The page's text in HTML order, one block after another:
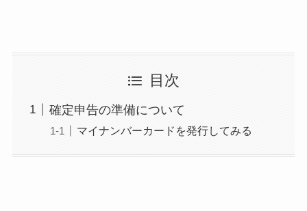
目次
確定申告の準備について
マイナンバーカードを発行してみる